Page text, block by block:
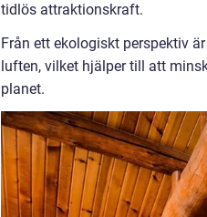
tidlös attraktionskraft.
Från ett ekologiskt perspektiv
luften, vilket hjälper till att
planet.